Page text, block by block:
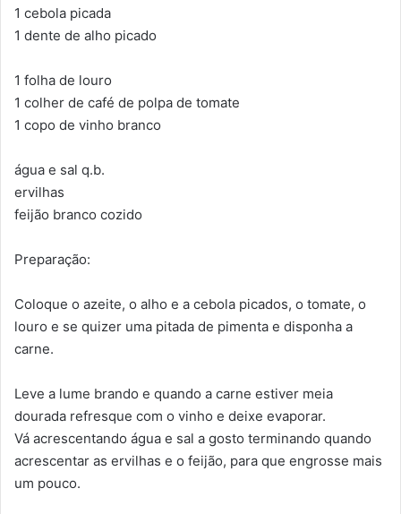
1 cebola picada
1 dente de alho picado
1 folha de louro
1 colher de café de polpa de tomate
1 copo de vinho branco
água e sal q.b.
ervilhas
feijão branco cozido
Preparação:
Coloque o azeite, o alho e a cebola picados, o tomate, o
louro e se quizer uma pitada de pimenta e disponha a
carne.
Leve a lume brando e quando a carne estiver meia
dourada refresque com o vinho e deixe evaporar.
Vá acrescentando água e sal a gosto terminando quando
acrescentar as ervilhas e o feijão, para que engrosse mais
um pouco.